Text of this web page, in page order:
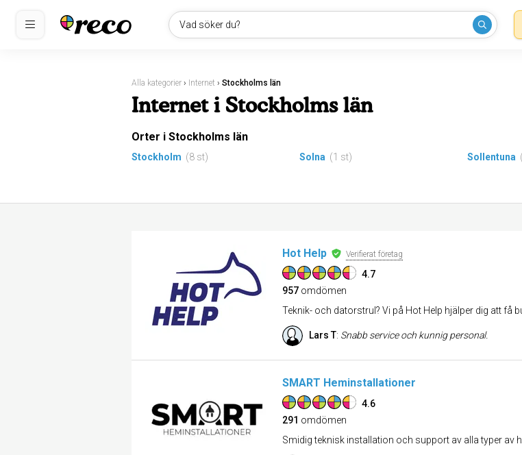
Vad söker du?
Alla kategorier › Internet › Stockholms län
Internet i Stockholms län
Orter i Stockholms län
Stockholm (8 st) Solna (1 st) Sollentuna
Hot Help Verifierat företag
4.7
957 omdömen
Teknik- och datorstrul? Vi på Hot Help hjälper dig att få
Lars T: Snabb service och kunnig personal.
SMART Heminstallationer
4.6
291 omdömen
Smidig teknisk installation och support av alla typer av